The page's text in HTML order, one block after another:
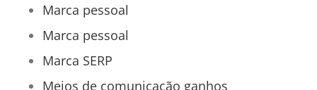
Marca pessoal
Marca pessoal
Marca SERP
Meios de comunicação ganhos